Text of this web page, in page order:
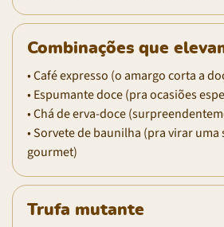
Combinações que
• Café expresso (o amargo corta a
• Espumante doce (pra ocasiões
• Chá de erva-doce
• Sorvete de baunilha (pra virar uma
gourmet)
Trufa mutante